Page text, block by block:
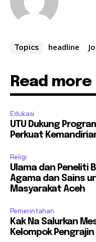
Topics headline
Read more
Edukasi
UTU Dukung
Perkuat
Religi
Ulama dan Peneliti
Agama dan Sains
Masyarakat Aceh
Pemerintahan
Kak Na Salurkan
Kelompok